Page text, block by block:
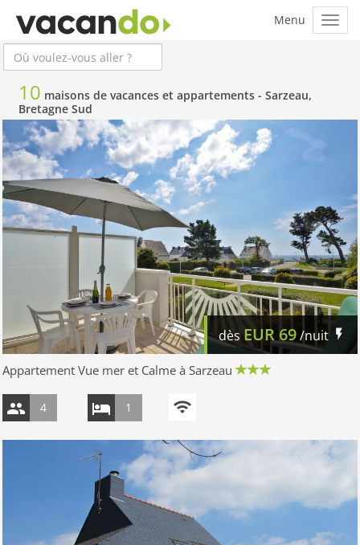
10 maisons de vacances et appartements - Sarzeau,
Bretagne Sud
dès EUR 69/nuit
Appartement Vue mer et Calme à Sarzeau
4 1